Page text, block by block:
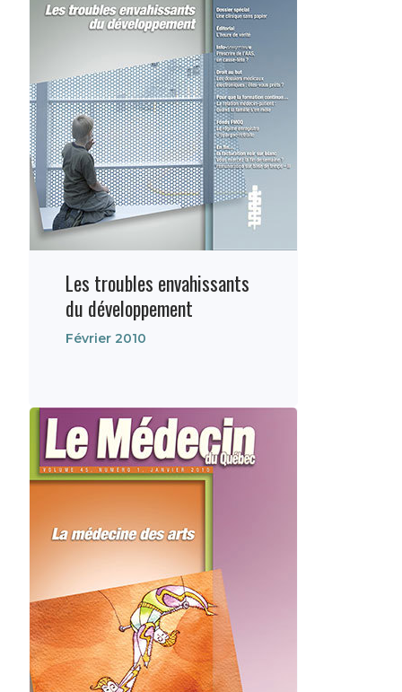
Les troubles envahissants
du développement
Février 2010